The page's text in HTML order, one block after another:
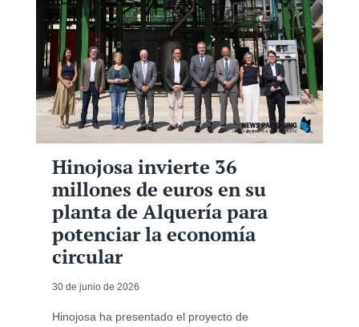
Hinojosa invierte 36
millones de euros en su
planta de Alquería para
potenciar la economía
circular
30 de junio de 2026
Hinojosa ha presentado el proyecto de